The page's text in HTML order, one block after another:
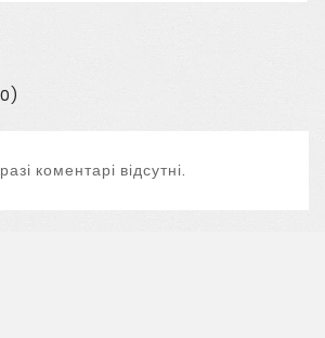
коментарі відсутні.